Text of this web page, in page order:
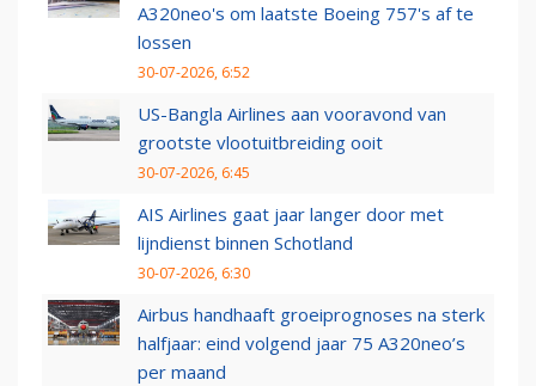
A320neo's om laatste Boeing 757's af te
lossen
30-07-2026, 6:52
US-Bangla Airlines aan vooravond van
grootste vlootuitbreiding ooit
30-07-2026, 6:45
AIS Airlines gaat jaar langer door met
lijndienst binnen Schotland
30-07-2026, 6:30
Airbus handhaaft groeiprognoses na sterk
halfjaar: eind volgend jaar 75 A320neo’s
per maand